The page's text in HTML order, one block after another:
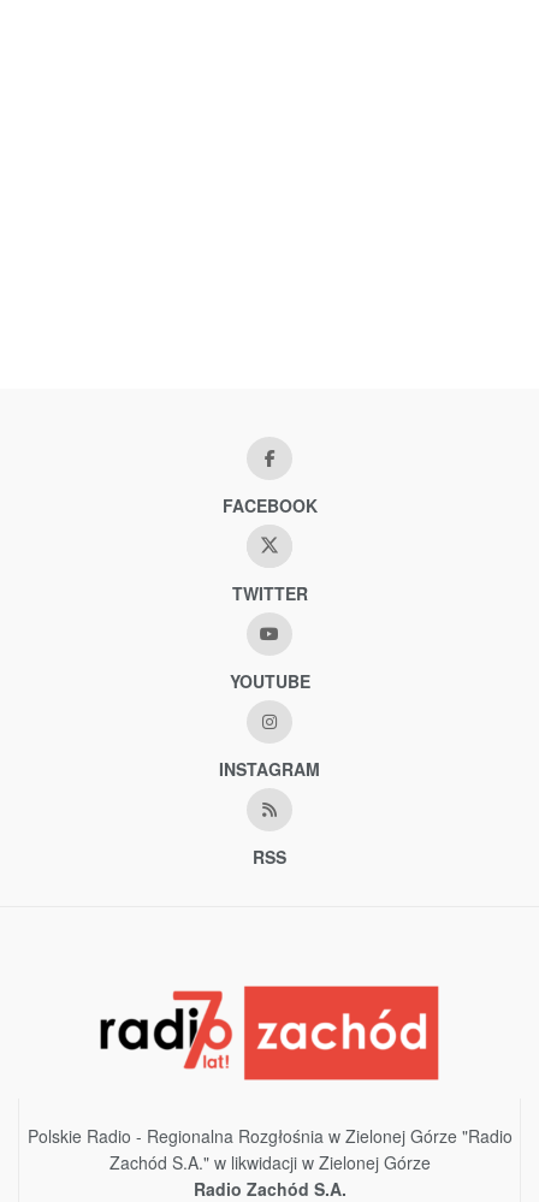
FACEBOOK
TWITTER
YOUTUBE
INSTAGRAM
RSS
Polskie Radio - Regionalna Rozgłośnia w Zielonej Górze "Radio
Zachód S.A." w likwidacji w Zielonej Górze
Radio Zachód S.A.